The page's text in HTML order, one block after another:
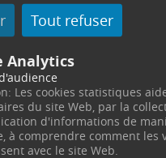
Tout refuser
Analytics
Les cookies statistiques
du site Web, par la
d'informations de
à comprendre comment les
avec le site Web.
matin et soir, pas de
Victor Hugo
soir et restauration